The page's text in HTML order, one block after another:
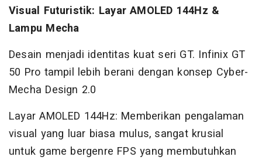
Visual Futuristik: Layar AMOLED 144Hz &
Lampu Mecha
Desain menjadi identitas kuat seri GT. Infinix GT
50 Pro tampil lebih berani dengan konsep Cyber-
Mecha Design 2.0
Layar AMOLED 144Hz: Memberikan pengalaman
visual yang luar biasa mulus, sangat krusial
untuk game bergenre FPS yang membutuhkan